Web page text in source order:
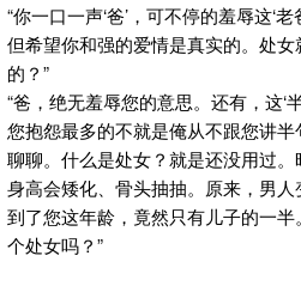
“你一口一声‘爸’，可不停的羞辱这‘
但希望你和强的爱情是真实的。处
的？”
“爸，绝无羞辱您的意思。还有，这‘
您抱怨最多的不就是俺从不跟您讲
聊聊。什么是处女？就是还没用过
身高会矮化、骨头抽抽。原来，男人
到了您这年龄，竟然只有儿子的一
个处女吗？”